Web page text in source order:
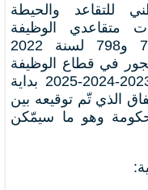
للتقاعد والحيطة
متقاعدي الوظيفة
العمومّية بناء على الأمرين 797 و798 لسنة 2022
في قطاع الوظيفة
العمومية والقطاع العام لسنوات 2023-2024-2025 بداية
االتفاق الذي تّم توقيعه بين
وهو ما سيمّكن